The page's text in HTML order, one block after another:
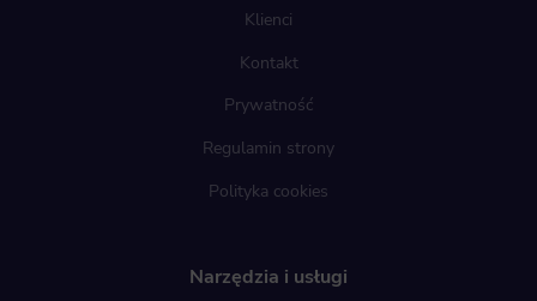
Klienci
Kontakt
Prywatność
Regulamin strony
Polityka cookies
Narzędzia i usługi